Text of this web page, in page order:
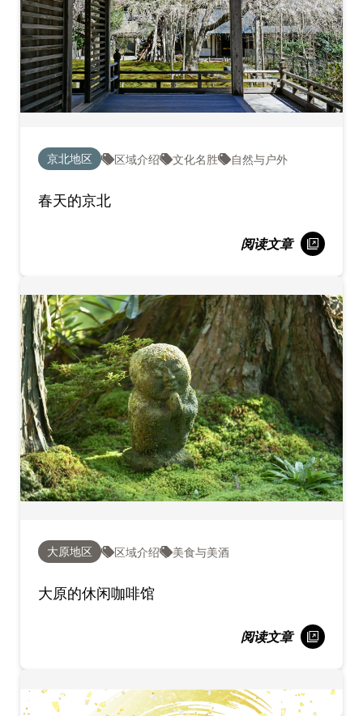
京北地区 区域介绍 文化名胜 自然与户外
春天的京北
阅读文章
大原地区 区域介绍 美食与美酒
大原的休闲咖啡馆
阅读文章